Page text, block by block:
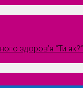
здоров’я “Ти як?”